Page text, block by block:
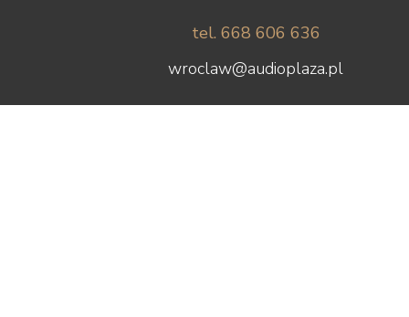
tel. 668 606 636
wroclaw@audioplaza.pl